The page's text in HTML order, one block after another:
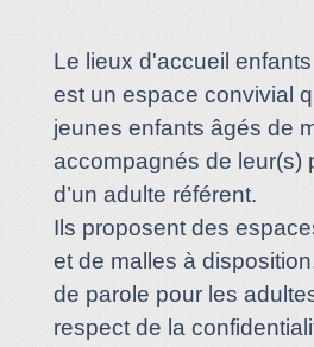
Le lieux d'accueil
est un espace convivial
jeunes enfants âgés de
accompagnés de leur(s)
d’un adulte référent.
Ils proposent des
et de malles à
de parole pour les
respect de la